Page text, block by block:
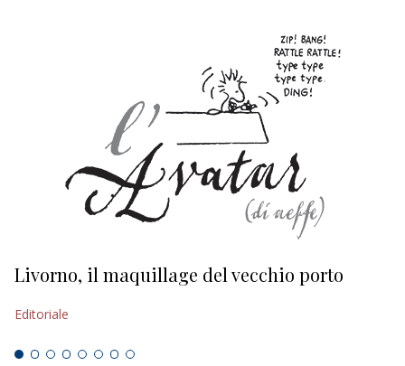
Livorno, il maquillage del vecchio porto
Editoriale